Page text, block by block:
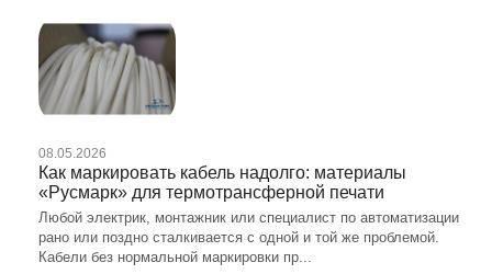
08.05.2026
Как маркировать кабель надолго: материалы
«Русмарк» для термотрансферной печати
Любой электрик, монтажник или специалист по автоматизации
рано или поздно сталкивается с одной и той же проблемой.
Кабели без нормальной маркировки пр...